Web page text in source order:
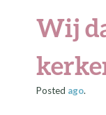
Wij
Posted ago.